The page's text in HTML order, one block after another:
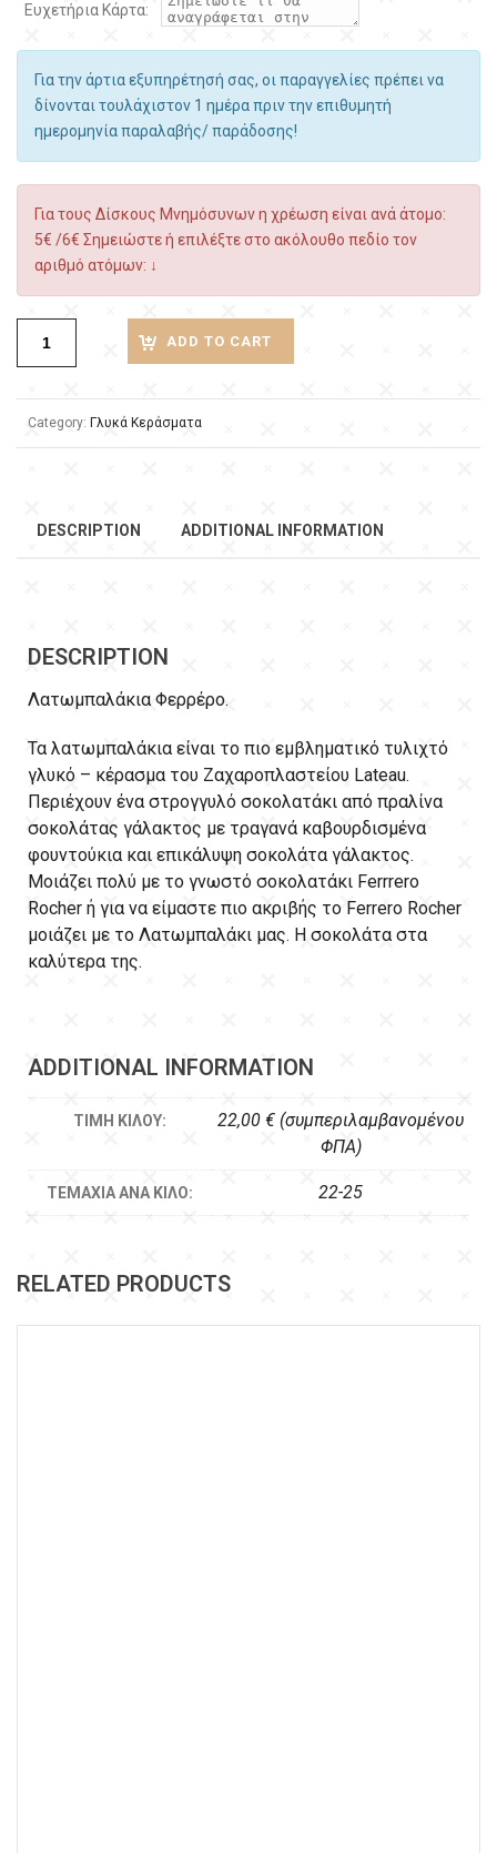
Ευχετήρια Κάρτα:
Για την άρτια εξυπηρέτησή σας, οι παραγγελίες πρέπει να
δίνονται τουλάχιστον 1 ημέρα πριν την επιθυμητή
ημερομηνία παραλαβής/ παράδοσης!
Για τους Δίσκους Μνημόσυνων η χρέωση είναι ανά άτομο:
5€ /6€ Σημειώστε ή επιλέξτε στο ακόλουθο πεδίο τον
αριθμό ατόμων: ↓
ADD TO CART
Category: Γλυκά Κεράσματα
DESCRIPTION ADDITIONAL INFORMATION
DESCRIPTION
Λατωμπαλάκια Φερρέρο.
Τα λατωμπαλάκια είναι το πιο εμβληματικό τυλιχτό
γλυκό – κέρασμα του Ζαχαροπλαστείου Lateau.
Περιέχουν ένα στρογγυλό σοκολατάκι από πραλίνα
σοκολάτας γάλακτος με τραγανά καβουρδισμένα
φουντούκια και επικάλυψη σοκολάτα γάλακτος.
Μοιάζει πολύ με το γνωστό σοκολατάκι Ferrrero
Rocher ή για να είμαστε πιο ακριβής το Ferrero Rocher
μοιάζει με το Λατωμπαλάκι μας. Η σοκολάτα στα
καλύτερα της.
ADDITIONAL INFORMATION
ΤΙΜΉ ΚΙΛΟΎ:
22,00 € (συμπεριλαμβανομένου
ΦΠΑ)
ΤΕΜΆΧΙΑ ΑΝΆ ΚΙΛΌ: 22-25
RELATED PRODUCTS